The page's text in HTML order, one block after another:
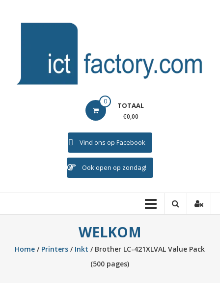
ICTFACTORY 0 TOTAAL
€0,00
Vind ons op Facebook
Ook open op zondag!
WELKOM
Home / Printers / Inkt / Brother LC-421XLVAL Value Pack
(500 pages)